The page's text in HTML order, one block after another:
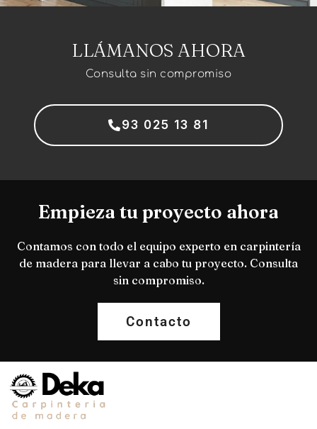
LLÁMANOS AHORA
Consulta sin compromiso
93 025 13 81
Empieza tu proyecto ahora
Contamos con todo el equipo experto en carpintería
de madera para llevar a cabo tu proyecto. Consulta
sin compromiso.
Contacto